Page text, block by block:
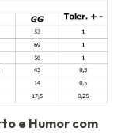
e Humor com